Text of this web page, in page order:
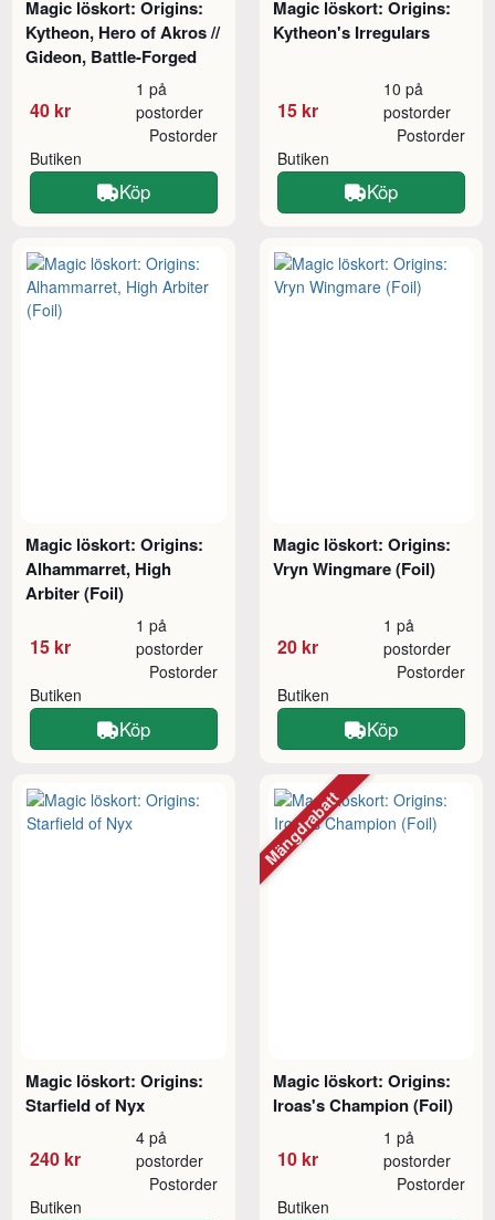
Magic löskort: Origins:
Kytheon, Hero of Akros //
Gideon, Battle-Forged
40 kr
1 på
postorder
Butiken
Postorder
Köp
Magic löskort: Origins:
Kytheon's Irregulars
15 kr
10 på
postorder
Butiken
Postorder
Köp
Magic löskort: Origins:
Alhammarret, High
Arbiter (Foil)
15 kr
1 på
postorder
Butiken
Postorder
Köp
Magic löskort: Origins:
Vryn Wingmare (Foil)
20 kr
1 på
postorder
Butiken
Postorder
Köp
Magic löskort: Origins:
Starfield of Nyx
240 kr
4 på
postorder
Butiken
Postorder
Magic löskort: Origins:
Iroas's Champion (Foil)
10 kr
1 på
postorder
Butiken
Postorder
Mängdrabatt